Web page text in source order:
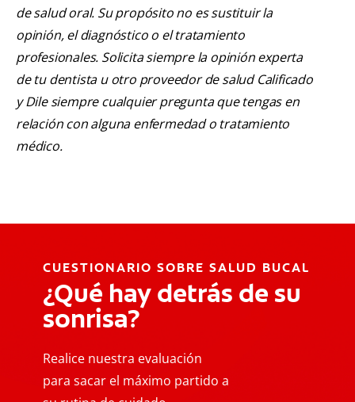
de salud oral. Su propósito no es sustituir la
opinión, el diagnóstico o el tratamiento
profesionales. Solicita siempre la opinión experta
de tu dentista u otro proveedor de salud Calificado
y Dile siempre cualquier pregunta que tengas en
relación con alguna enfermedad o tratamiento
médico.
CUESTIONARIO SOBRE SALUD BUCAL
¿Qué hay detrás de su
sonrisa?
Realice nuestra evaluación
para sacar el máximo partido a